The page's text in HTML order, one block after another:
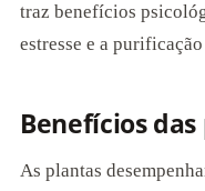
traz benefícios
estresse e a
Benefícios
As plantas